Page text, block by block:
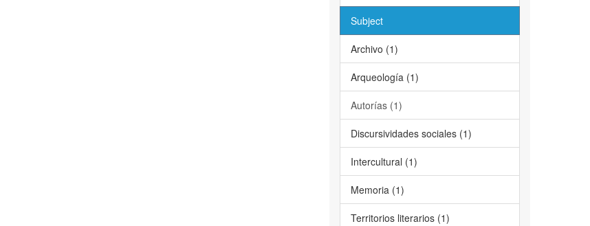
Subject
Archivo (1)
Arqueología (1)
Autorías (1)
Discursividades sociales (1)
Intercultural (1)
Memoria (1)
Territorios literarios (1)